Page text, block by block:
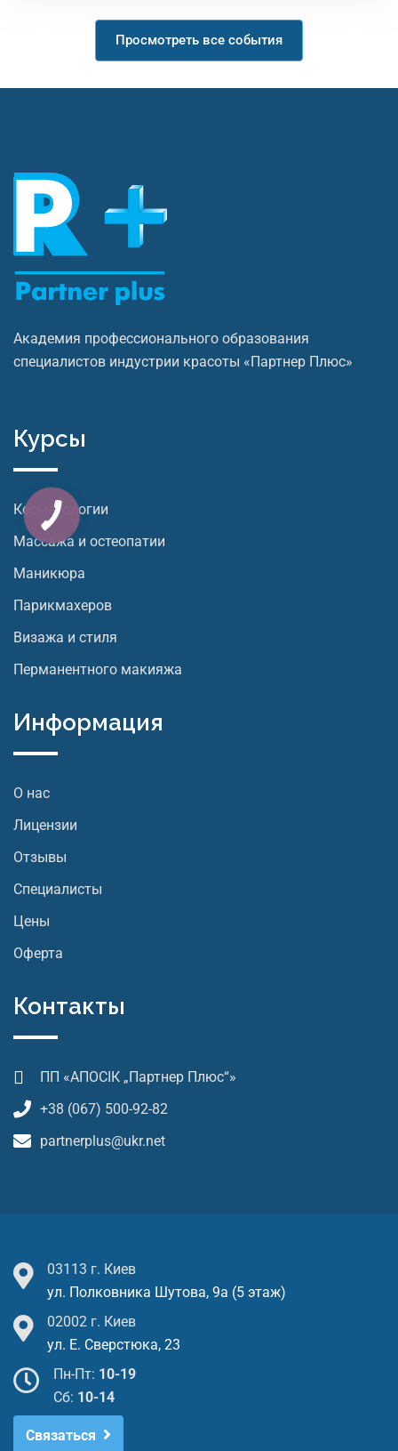
Просмотреть все события
Академия профессионального образования
специалистов индустрии красоты «Партнер Плюс»
Курсы
Косметологии
Массажа и остеопатии
Маникюра
Парикмахеров
Визажа и стиля
Перманентного макияжа
Информация
О нас
Лицензии
Отзывы
Специалисты
Цены
Оферта
Контакты
ПП «АПОСІК „Партнер Плюс“»
+38 (067) 500-92-82
partnerplus@ukr.net
03113 г. Киев
ул. Полковника Шутова, 9а (5 этаж)
02002 г. Киев
ул. Е. Сверстюка, 23
Пн-Пт: 10-19
Cб: 10-14
Связаться